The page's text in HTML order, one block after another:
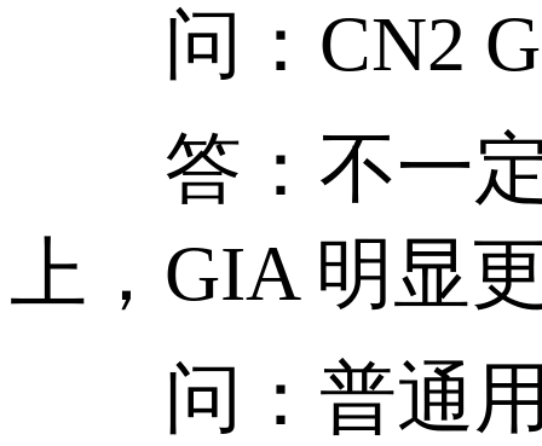
问：CN2
答：不一定
上，GIA 明显
问：普通用